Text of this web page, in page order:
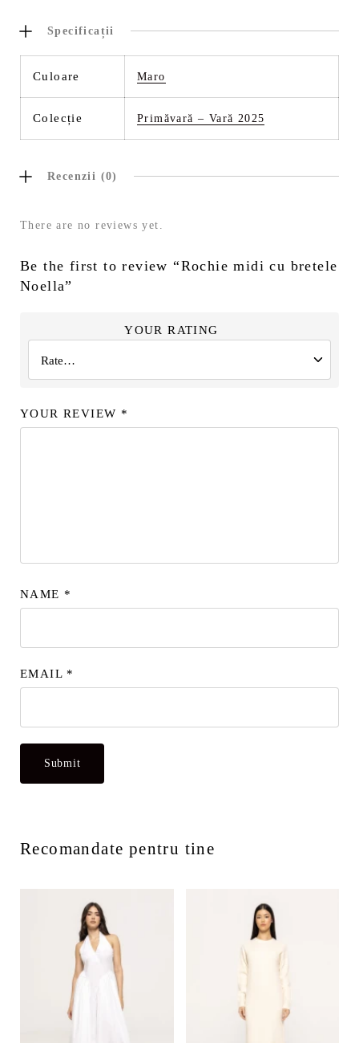
Specificații
Culoare Maro
Colecție Primăvară – Vară 2025
Recenzii (0)
There are no reviews yet.
Be the first to review “Rochie midi cu bretele
Noella”
YOUR RATING
YOUR REVIEW *
NAME *
EMAIL *
Recomandate pentru tine